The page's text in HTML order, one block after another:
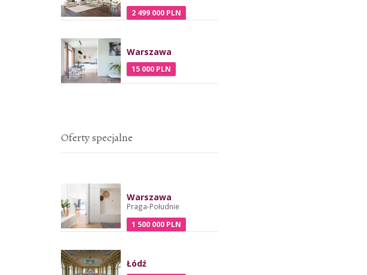
2 499 000 PLN
Warszawa
15 000 PLN
Oferty specjalne
Warszawa
Praga-Południe
1 500 000 PLN
Łódź